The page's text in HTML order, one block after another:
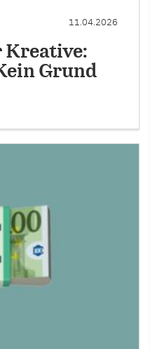
11.04.2026
Kreative:
Grund